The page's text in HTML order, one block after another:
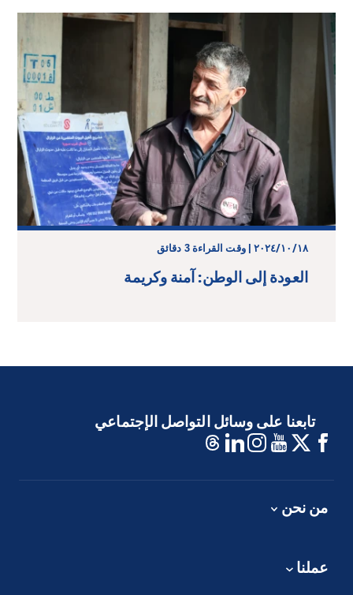
١٨‏/١٠‏/٢٠٢٤ | وقت القراءة 3 دقائق
العودة إلى الوطن: آمنة وكريمة
تابعنا على وسائل التواصل الإجتماعي
من نحن
عملنا